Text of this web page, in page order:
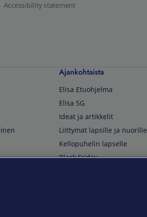
Accessibility statement
Ajankohtaista
Elisa Etuohjelma
Elisa 5G
Ideat ja artikkelit
Liittymät lapsille ja nuorille
Kellopuhelin lapselle
Black Friday